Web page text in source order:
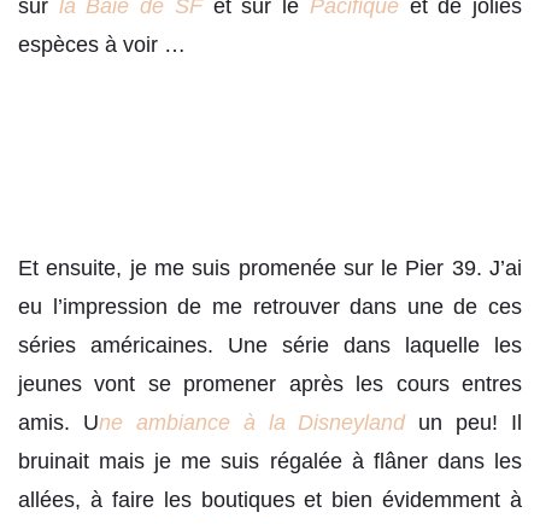
sur la Baie de SFet sur le Pacifiqueet de jolies
espèces à voir …
Et ensuite, je me suis promenée sur le Pier 39. J’ai
eu l’impression de me retrouver dans une de ces
séries américaines. Une série dans laquelle les
jeunes vont se promener après les cours entres
amis. Une ambiance à la Disneylandun peu! Il
bruinait mais je me suis régalée à flâner dans les
allées, à faire les boutiques et bien évidemment à